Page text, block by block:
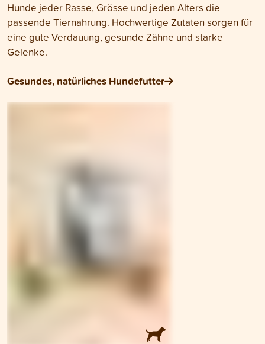
Hunde jeder Rasse, Grösse und jeden Alters die
passende Tiernahrung. Hochwertige Zutaten sorgen für
eine gute Verdauung, gesunde Zähne und starke
Gelenke.
Gesundes, natürliches Hundefutter